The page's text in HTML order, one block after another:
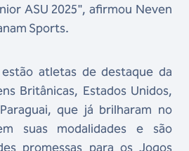
ASU 2025", afirmou Neven
Sports.
atletas de destaque da
Britânicas, Estados Unidos,
que já brilharam no
suas modalidades e são
promessas para os Jogos